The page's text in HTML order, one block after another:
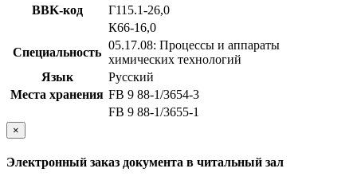
BBK-код
Г115.1-26,0
К66-16,0
Специальность
05.17.08: Процессы и аппараты
химических технологий
Язык
Русский
Места хранения FB 9 88-1/3654-3
FB 9 88-1/3655-1
×
Электронный заказ документа в читальный зал